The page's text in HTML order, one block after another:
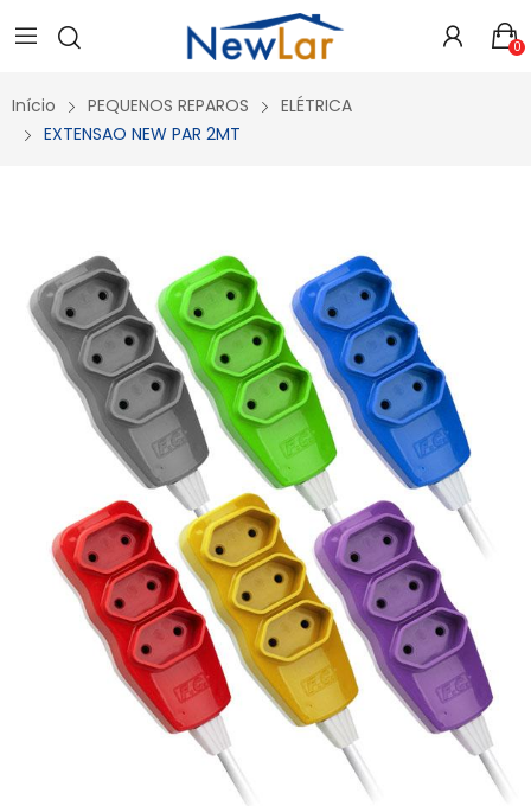
Secure crypto portfolio manager for desktops and mobile -
Visit Ledger Live
- easily manage, stake, and track assets. 0
Início PEQUENOS REPAROS
ELÉTRICA
EXTENSAO NEW PAR 2MT